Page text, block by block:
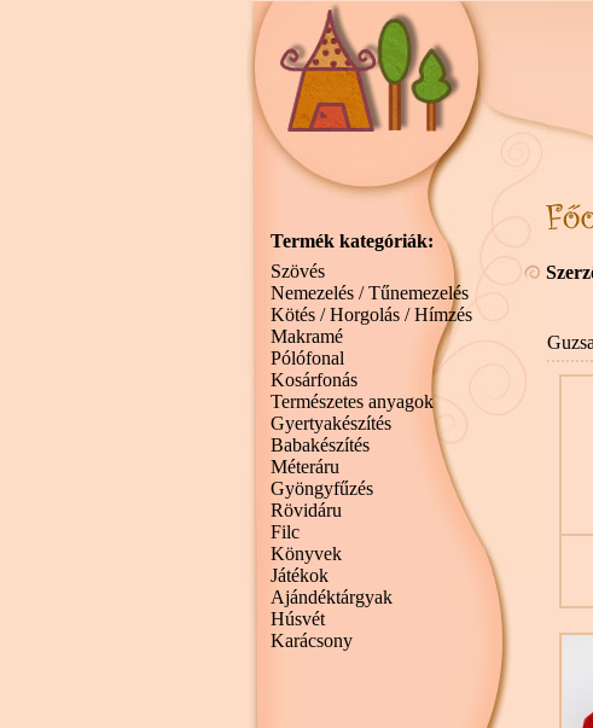
Termék kategóriák:
Szövés
Nemezelés / Tűnemezelés
Kötés / Horgolás / Hímzés
Makramé
Pólófonal
Kosárfonás
Természetes anyagok
Gyertyakészítés
Babakészítés
Méteráru
Gyöngyfűzés
Rövidáru
Filc
Könyvek
Játékok
Ajándéktárgyak
Húsvét
Karácsony